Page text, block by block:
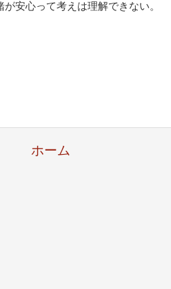
安心って考えは理解できない。
ホーム